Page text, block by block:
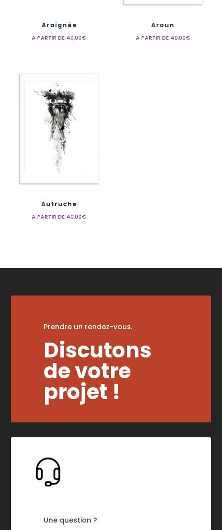
Araignée
A PARTIR DE 40,00€
Aroun
A PARTIR DE 40,00€
Autruche
A PARTIR DE 40,00€
Prendre un rendez-vous.
Discutons
de votre
projet !
Une question ?